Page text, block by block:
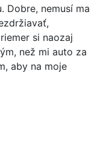
Dobre, nemusí ma
si naozaj
než mi auto za
aby na moje